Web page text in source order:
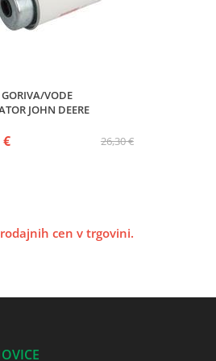
GORIVA/VODE
JOHN DEERE
26,30 €
€
cen v trgovini.